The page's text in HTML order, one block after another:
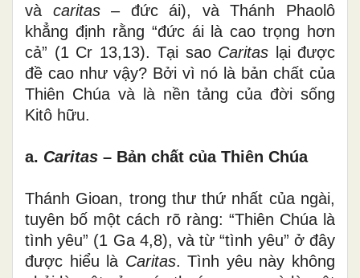
và caritas– đức ái), và Thánh Phaolô
khẳng định rằng “đức ái là cao trọng hơn
cả” (1 Cr 13,13). Tại sao Caritas lại được
đề cao như vậy? Bởi vì nó là bản chất của
Thiên Chúa và là nền tảng của đời sống
Kitô hữu.
a. Caritas – Bản chất của Thiên Chúa
Thánh Gioan, trong thư thứ nhất của ngài,
tuyên bố một cách rõ ràng: “Thiên Chúa là
tình yêu” (1 Ga 4,8), và từ “tình yêu” ở đây
được hiểu là Caritas. Tình yêu này không